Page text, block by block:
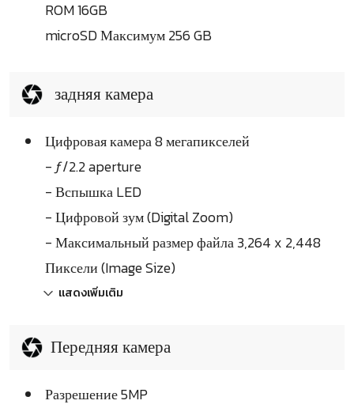
ROM 16GB
microSD Максимум 256 GB
задняя камера
Цифровая камера 8 мегапикселей
- ƒ/2.2 aperture
- Вспышка LED
- Цифровой зум (Digital Zoom)
- Максимальный размер файла 3,264 x 2,448
Пиксели (Image Size)
แสดงเพิ่มเติม
Передняя камера
Разрешение 5MP